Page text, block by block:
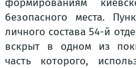
формированиям
безопасного места.
личного состава 54-й
вскрыт в одном из
часть которого,